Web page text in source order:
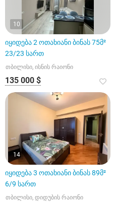
10
იყიდება 2 ოთახიანი ბინას 75მ²
23/23 სართ
თბილისი, ისნის რაიონი
135 000 $
14
იყიდება 3 ოთახიანი ბინას 89მ²
6/9 სართ
თბილისი, დიდუბის რაიონი